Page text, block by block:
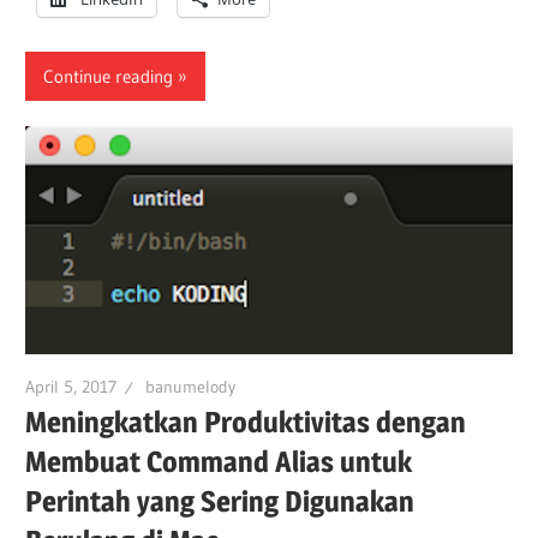
Continue reading
April 5, 2017 banumelody
Meningkatkan Produktivitas dengan
Membuat Command Alias untuk
Perintah yang Sering Digunakan